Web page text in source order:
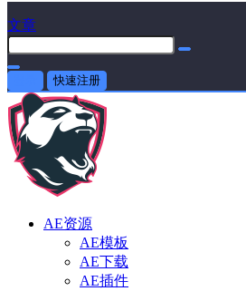
文章
快速注册
AE资源
AE模板
AE下载
AE插件